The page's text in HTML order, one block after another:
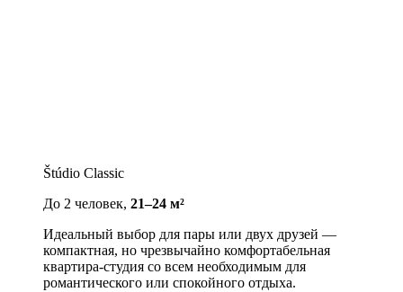
Štúdio Classic
До 2 человек, 21–24 м²
Идеальный выбор для пары или двух друзей —
компактная, но чрезвычайно комфортабельная
квартира-студия со всем необходимым для
романтического или спокойного отдыха.